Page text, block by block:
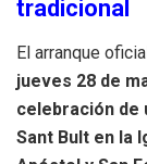
tradicional
El arranque
jueves 28 de
celebración de
Sant Bult en la